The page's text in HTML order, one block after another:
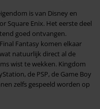
is van Disney en
Square Enix. Het eerste deel
goed ontvangen.
Fantasy komen elkaar
natuurlijk direct al de
wist te wekken. Kingdom
de PSP, de Game Boy
zelfs gespeeld worden op